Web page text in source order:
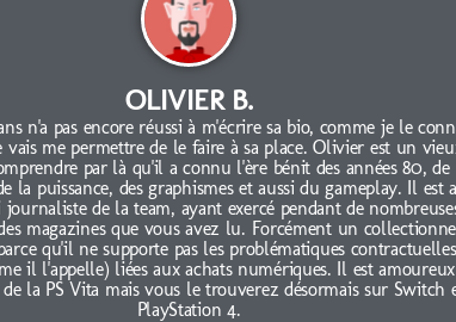
OLIVIER B.
n'a pas encore réussi à m'écrire sa bio, comme je le
vais me permettre de le faire à sa place. Olivier est un
par là qu'il a connu l'ère bénit des années 80, de
la puissance, des graphismes et aussi du gameplay. Il est
de la team, ayant exercé pendant de
magazines que vous avez lu. Forcément un
qu'il ne supporte pas les problématiques
il l'appelle) liées aux achats numériques. Il est
de la PS Vita mais vous le trouverez désormais sur Switch
PlayStation 4.